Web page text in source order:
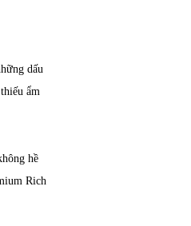
dấu
ẩm
hề
Rich